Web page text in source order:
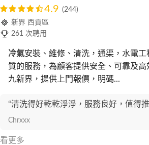
4.9 (244)
新界 西貢區
261 次聘用
冷氣安裝、維修、清洗，通渠，水電
質的服務，為顧客提供安全、可靠及
九新界，提供上門報價，明碼...
“清洗得好乾乾淨淨，服務良好，值得
Chrxxx
看更多